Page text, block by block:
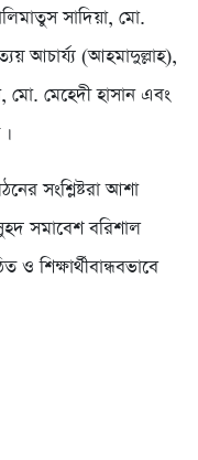
সাদিয়া, মো.
আচার্য্য (আহমাদুল্লাহ),
মেহেদী হাসান এবং
সংশ্লিষ্টরা আশা
সমাবেশ বরিশাল
শিক্ষার্থীবান্ধবভাবে